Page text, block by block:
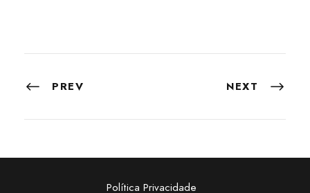
PREV NEXT
Política Privacidade